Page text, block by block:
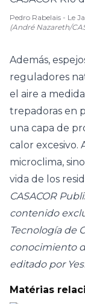
Pedro Rabelais - Le
(André Nazareth/
Además,
reguladores
el aire a
trepadoras en
una capa de
calor excesivo.
microclima,
vida de los
CASACOR
contenido
Tecnología de
conocimiento
editado por
Matérias